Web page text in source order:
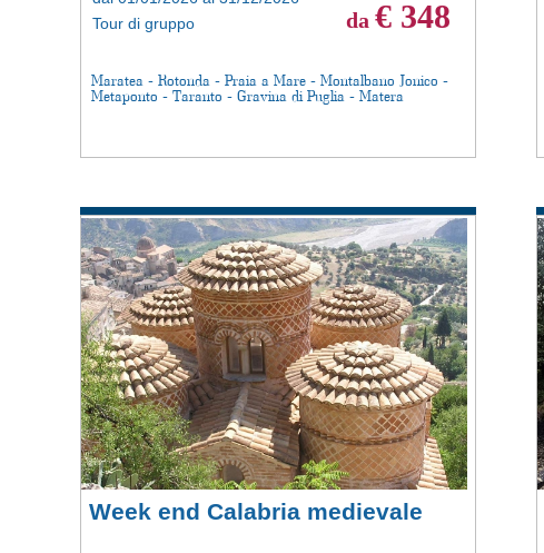
Tour di gruppo
Maratea - Rotonda - Praia a Mare - Montalbano Jonico -
Metaponto - Taranto - Gravina di Puglia - Matera
da € 348
Week end Calabria medievale